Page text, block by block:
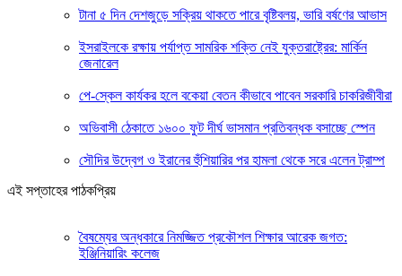
টানা ৫ দিন দেশজুড়ে সক্রিয় থাকতে পারে বৃষ্টিবলয়, ভারি বর্ষণের আভাস
ইসরাইলকে রক্ষায় পর্যাপ্ত সামরিক শক্তি নেই যুক্তরাষ্ট্রের: মার্কিন
জেনারেল
পে-স্কেল কার্যকর হলে বকেয়া বেতন কীভাবে পাবেন সরকারি চাকরিজীবীরা
অভিবাসী ঠেকাতে ১৬০০ ফুট দীর্ঘ ভাসমান প্রতিবন্ধক বসাচ্ছে স্পেন
সৌদির উদ্বেগ ও ইরানের হুঁশিয়ারির পর হামলা থেকে সরে এলেন ট্রাম্প
এই সপ্তাহের পাঠকপ্রিয়
বৈষম্যের অন্ধকারে নিমজ্জিত প্রকৌশল শিক্ষার আরেক জগত:
ইঞ্জিনিয়ারিং কলেজ